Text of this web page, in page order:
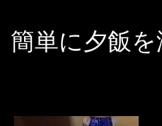
簡単に夕飯